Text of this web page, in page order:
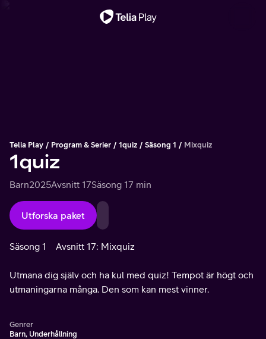
Telia Play Program & Serier 1quiz Säsong 1 Mixquiz
1quiz
Barn2025Avsnitt 17Säsong 17 min
Utforska paket
Säsong 1 Avsnitt 17: Mixquiz
Utmana dig själv och ha kul med quiz! Tempot är högt och
utmaningarna många. Den som kan mest vinner.
Genrer
Barn, Underhållning